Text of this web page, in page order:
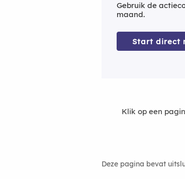
Gebruik de
maand.
Start direct
Klik op een
Deze pagina bevat